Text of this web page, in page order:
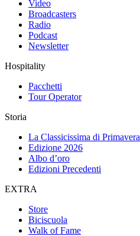
Video
Broadcasters
Radio
Podcast
Newsletter
Hospitality
Pacchetti
Tour Operator
Storia
La Classicissima di Primavera
Edizione 2026
Albo d’oro
Edizioni Precedenti
EXTRA
Store
Biciscuola
Walk of Fame